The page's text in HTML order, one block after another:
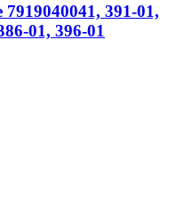
391-01,
01, 396-01